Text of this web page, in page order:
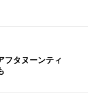
フタヌーンティ